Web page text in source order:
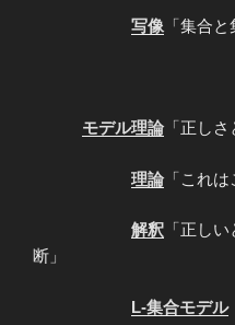
写像 「集合
モデル理論「正しさ
理論「これは
解釈 「正し
断」
L-集合モデル